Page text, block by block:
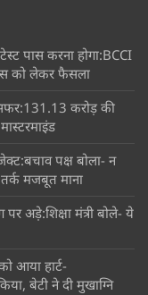
पास करना होगा:BCCI
को लेकर फैसला
करोड़ की
पक्ष बोला- न
तर्क मजबूत माना
पर अड़े:शिक्षा मंत्री बोले- ये
आया हार्ट-
बेटी ने दी मुखाग्नि